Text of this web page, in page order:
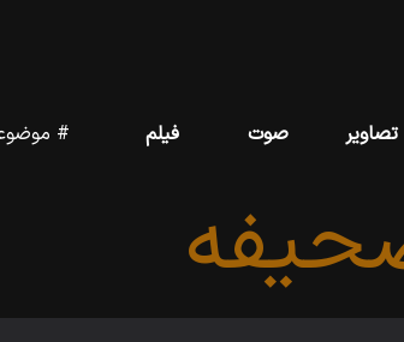
تصاویر صوت فیلم #